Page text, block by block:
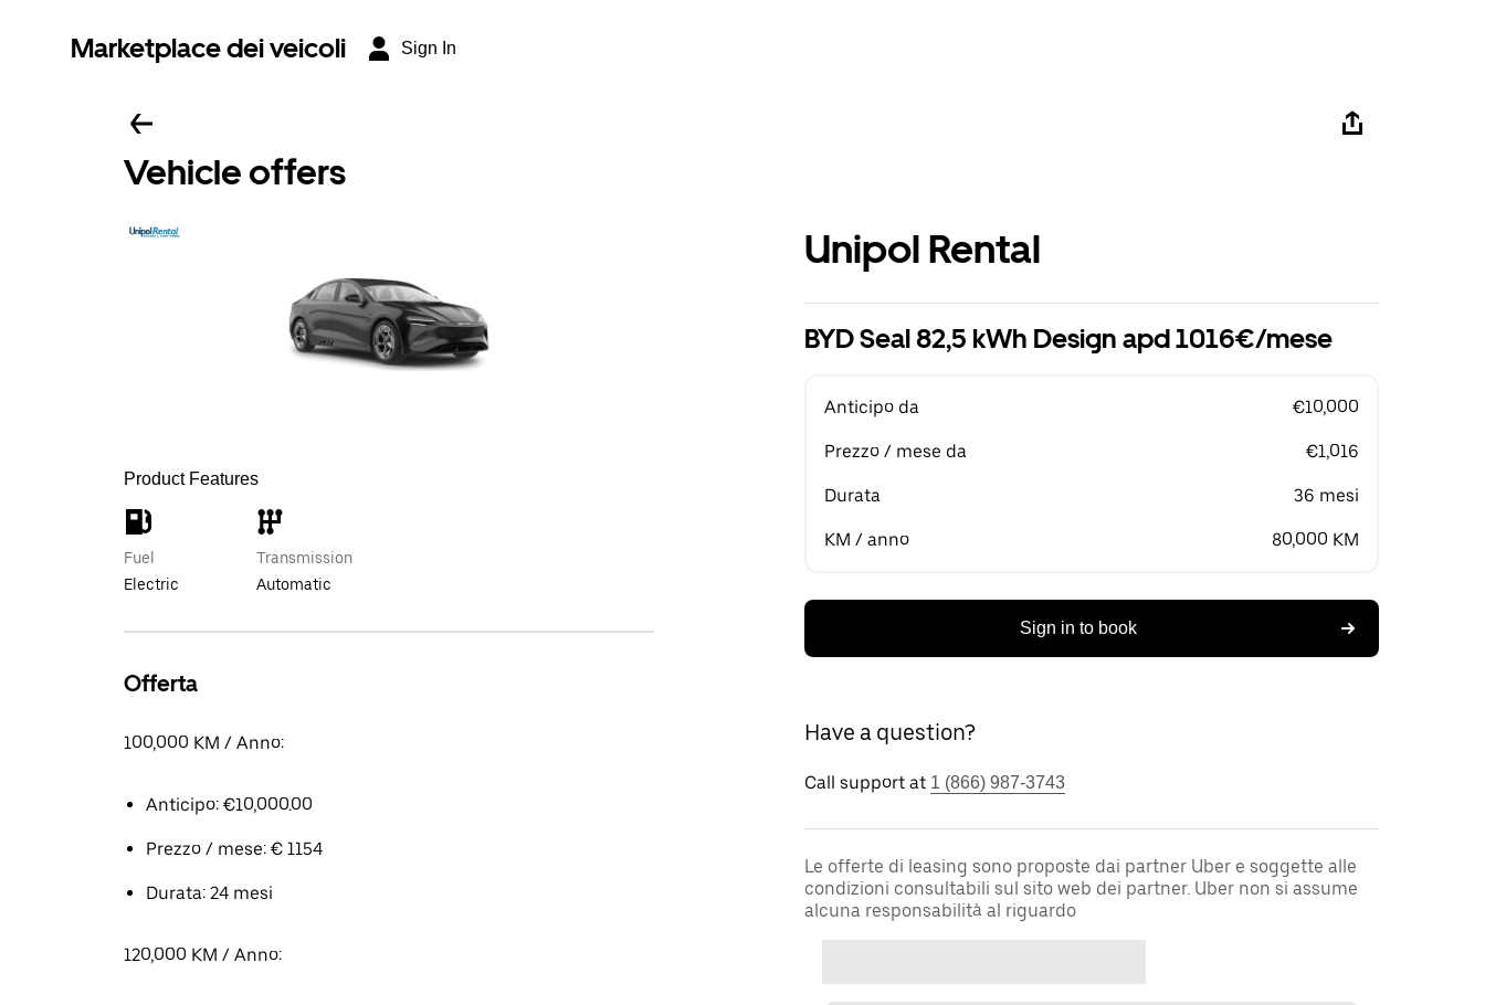
Marketplace dei veicoli Sign In
Vehicle offers
Product Features
Fuel
Electric
Transmission
Automatic
Offerta
100,000 KM / Anno:
Anticipo: €10,000.00
Prezzo / mese: € 1154
Durata: 24 mesi
120,000 KM / Anno:
Unipol Rental
BYD Seal 82,5 kWh Design apd 1016€/mese
Anticipo da €10,000
Prezzo / mese da €1,016
Durata 36 mesi
KM / anno 80,000 KM
Sign in to book
Have a question?
Call support at 1 (866) 987-3743
Le offerte di leasing sono proposte dai partner Uber e soggette alle
condizioni consultabili sul sito web dei partner. Uber non si assume
alcuna responsabilità al riguardo